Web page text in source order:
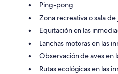
Ping-pong
Zona recreativa o sala de
Equitación en las
Lanchas motoras en las
Observación de aves en
Rutas ecológicas en las